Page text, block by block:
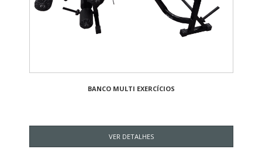
BANCO MULTI EXERCÍCIOS
VER DETALHES